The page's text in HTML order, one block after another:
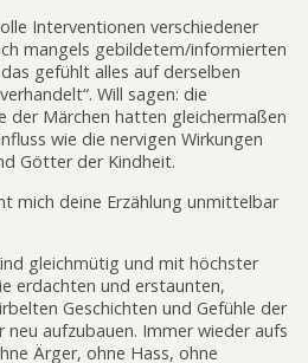
Interventionen verschiedener
mangels gebildetem/informierten
gefühlt alles auf derselben
Will sagen: die
der Märchen hatten gleichermaßen
wie die nervigen Wirkungen
Götter der Kindheit.
mich deine Erzählung unmittelbar
gleichmütig und mit höchster
erdachten und erstaunten,
Geschichten und Gefühle der
neu aufzubauen. Immer wieder aufs
Ärger, ohne Hass, ohne